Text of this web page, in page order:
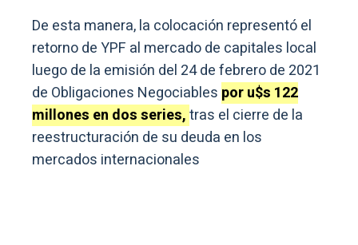
De esta manera, la colocación representó el
retorno de YPF al mercado de capitales local
luego de la emisión del 24 de febrero de 2021
de Obligaciones Negociables por u$s 122
millones en dos series,tras el cierre de la
reestructuración de su deuda en los
mercados internacionales